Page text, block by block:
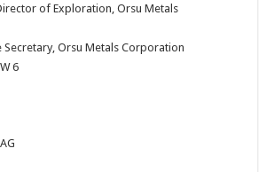
of Exploration, Orsu Metals
Orsu Metals Corporation
6